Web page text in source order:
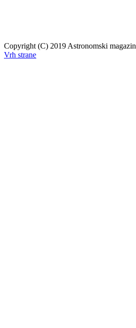
Copyright (C) 2019 Astronomski magazin
Vrh strane